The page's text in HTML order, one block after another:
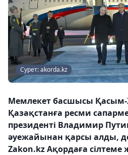
Сурет: akorda.kz
Мемлекет басшысы
Қазақстанға ресми
президенті Владимир
әуежайынан қарсы алды,
Zakon.kz Ақордаға сілтеме